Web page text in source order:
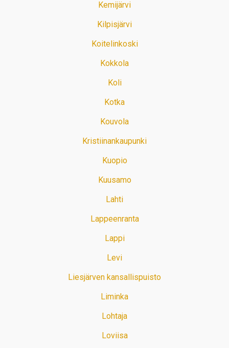
Kemijärvi
Kilpisjärvi
Koitelinkoski
Kokkola
Koli
Kotka
Kouvola
Kristiinankaupunki
Kuopio
Kuusamo
Lahti
Lappeenranta
Lappi
Levi
Liesjärven kansallispuisto
Liminka
Lohtaja
Loviisa